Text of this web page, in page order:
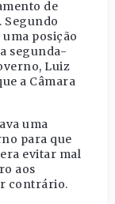
de
Segundo
posição
segunda-
Luiz
a Câmara
uma
para que
evitar mal
aos
contrário.